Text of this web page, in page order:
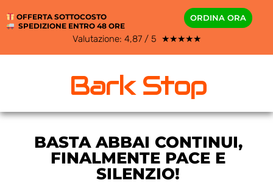
OFFERTA SOTTOCOSTO
SPEDIZIONE ENTRO 48 ORE
ORDINA ORA
Valutazione: 4,87 / 5 ★★★★★
Bark Stop
BASTA ABBAI CONTINUI,
FINALMENTE PACE E
SILENZIO!